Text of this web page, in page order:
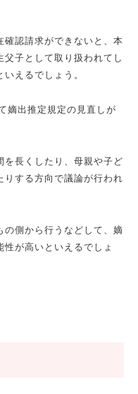
認請求ができないと、本
子として取り扱われてし
えるでしょう。
嫡出推定規定の見直しが
長くしたり、母親や子ど
りする方向で議論が行われ
側から行うなどして、嫡
が高いといえるでしょ